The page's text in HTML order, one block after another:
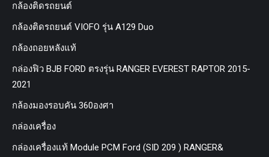
กล้องติดรถยนต์
กล้องติดรถยนต์ VIOFO รุ่น A129 Duo
กล้องถอยหลังแท้
กล่องฟิว BJB FORD ตรงรุ่น RANGER EVEREST RAPTOR 2015-
2021
กล้องมองรอบคัน 360องศา
กล่องเครื่อง
กล่องเครื่องแท้ Module PCM Ford (SID 209 ) RANGER&